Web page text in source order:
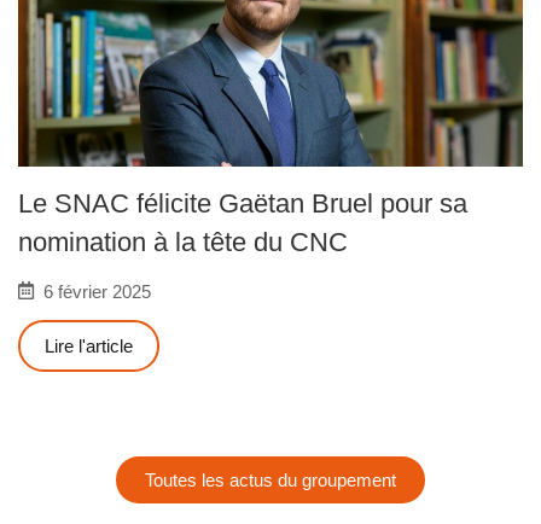
Le SNAC félicite Gaëtan Bruel pour sa
nomination à la tête du CNC
6 février 2025
Lire l'article
Toutes les actus du groupement